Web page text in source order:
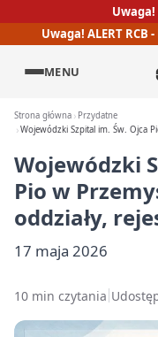
Uwaga!
Uwaga! ALERT
MENU
Strona główna
Przydatne
Wojewódzki Szpital im. Św. Ojca
Wojewódzki
Pio w
oddziały,
17 maja 2026
10 min czytania